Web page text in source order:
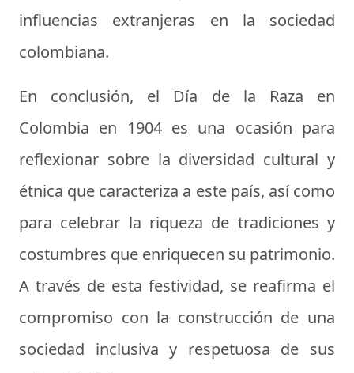
influencias extranjeras en la sociedad
colombiana.
En conclusión, el Día de la Raza en
Colombia en 1904 es una ocasión para
reflexionar sobre la diversidad cultural y
étnica que caracteriza a este país, así como
para celebrar la riqueza de tradiciones y
costumbres que enriquecen su patrimonio.
A través de esta festividad, se reafirma el
compromiso con la construcción de una
sociedad inclusiva y respetuosa de sus